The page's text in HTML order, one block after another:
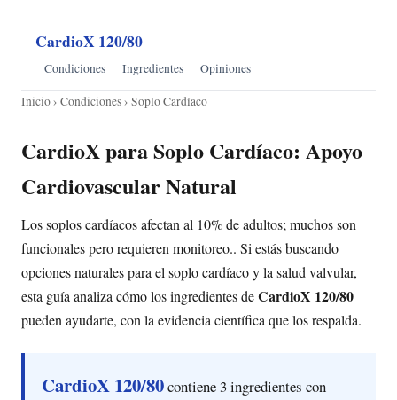
CardioX 120/80
Condiciones Ingredientes Opiniones
Inicio› Condiciones› Soplo Cardíaco
CardioX para Soplo Cardíaco: Apoyo
Cardiovascular Natural
Los soplos cardíacos afectan al 10% de adultos; muchos son
funcionales pero requieren monitoreo.. Si estás buscando
opciones naturales para el soplo cardíaco y la salud valvular,
esta guía analiza cómo los ingredientes deCardioX 120/80
pueden ayudarte, con la evidencia científica que los respalda.
CardioX 120/80contiene 3 ingredientes con